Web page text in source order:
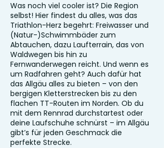
Was noch viel cooler ist? Die Region
selbst! Hier findest du alles, was das
Triathlon-Herz begehrt: Freiwasser und
(Natur-)Schwimmbäder zum
Abtauchen, dazu Laufterrain, das von
Waldwegen bis hin zu
Fernwanderwegen reicht. Und wenn es
um Radfahren geht? Auch dafür hat
das Allgäu alles zu bieten – von den
bergigen Kletterstrecken bis zu den
flachen TT-Routen im Norden. Ob du
mit dem Rennrad durchstartest oder
deine Laufschuhe schnürst – im Allgäu
gibt’s für jeden Geschmack die
perfekte Strecke.